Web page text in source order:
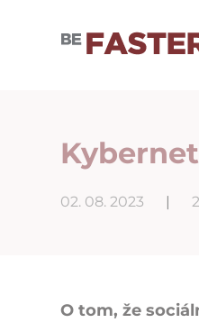
02. 08. 2023 |
O tom, že